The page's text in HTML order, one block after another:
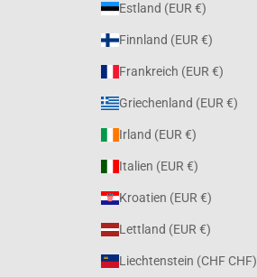
Estland (EUR €)
Finnland (EUR €)
Frankreich (EUR €)
Griechenland (EUR €)
Irland (EUR €)
Italien (EUR €)
Kroatien (EUR €)
Lettland (EUR €)
Liechtenstein (CHF CHF)